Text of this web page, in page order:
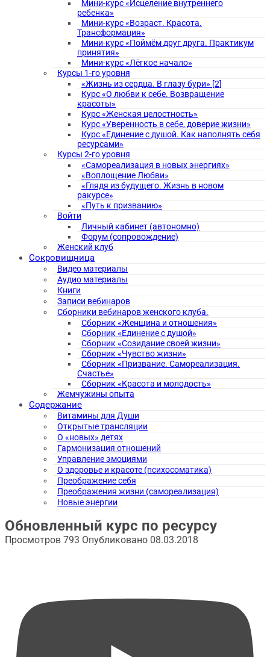
Мини-курс «Исцеление внутреннего
ребенка»
Мини-курс «Возраст. Красота.
Трансформация»
Мини-курс «Поймём друг друга. Практикум
принятия»
Мини-курс «Лёгкое начало»
Курсы 1-го уровня
«Жизнь из сердца. В глазу бури» [2]
Курс «О любви к себе. Возвращение
красоты»
Курс «Женская целостность»
Курс «Уверенность в себе, доверие жизни»
Курс «Единение с душой. Как наполнять себя
ресурсами»
Курсы 2-го уровня
«Самореализация в новых энергиях»
«Воплощение Любви»
«Глядя из будущего. Жизнь в новом
ракурсе»
«Путь к призванию»
Войти
Личный кабинет (автономно)
Форум (сопровождение)
Женский клуб
Сокровищница
Видео материалы
Аудио материалы
Книги
Записи вебинаров
Сборники вебинаров женского клуба.
Сборник «Женщина и отношения»
Сборник «Единение с душой»
Сборник «Созидание своей жизни»
Сборник «Чувство жизни»
Сборник «Призвание. Самореализация.
Счастье»
Сборник «Красота и молодость»
Жемчужины опыта
Содержание
Витамины для Души
Открытые трансляции
О «новых» детях
Гармонизация отношений
Управление эмоциями
О здоровье и красоте (психосоматика)
Преображение себя
Преображения жизни (самореализация)
Новые энергии
Обновленный курс по ресурсу
Просмотров 793 Опубликовано 08.03.2018